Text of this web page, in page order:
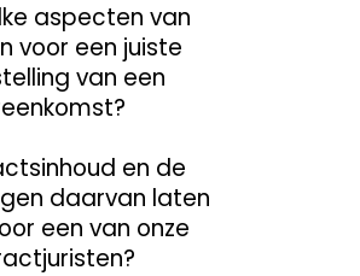
aspecten van
voor een juiste
van een
en de
daarvan laten
een van onze